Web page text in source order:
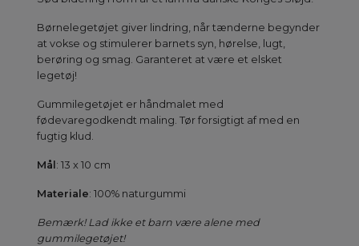
Børnelegetøjet giver lindring, når tænderne begynder
at vokse og stimulerer barnets syn, hørelse, lugt,
berøring og smag. Garanteret at være et elsket
legetøj!
Gummilegetøjet er håndmalet med
fødevaregodkendt maling. Tør forsigtigt af med en
fugtig klud.
Mål : 13 x 10 cm
Materiale: 100% naturgummi
Bemærk! Lad ikke et barn være alene med
gummilegetøjet!